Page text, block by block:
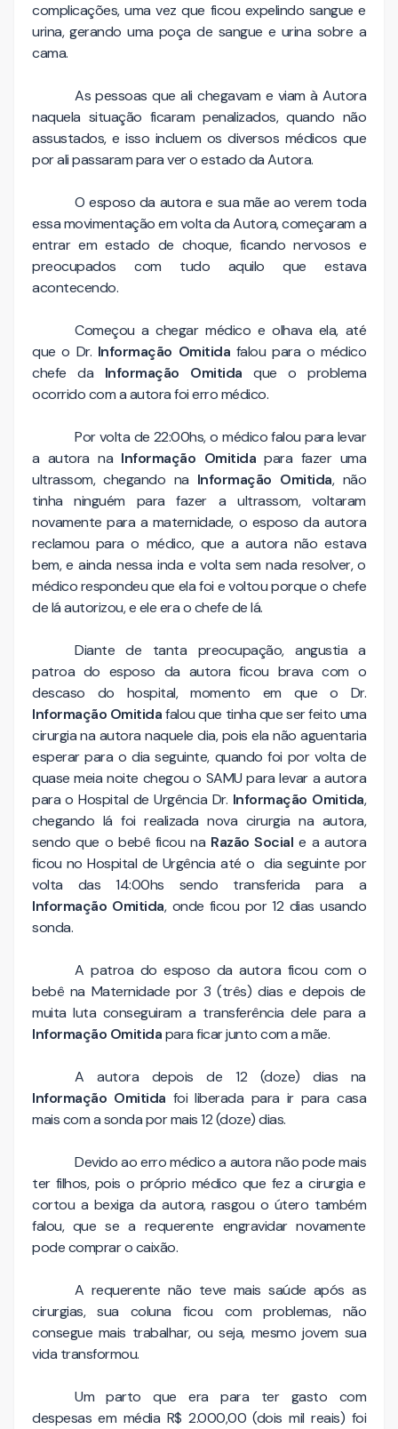
complicações, uma vez que ficou expelindo sangue e
urina, gerando uma poça de sangue e urina sobre a
cama.
As pessoas que ali chegavam e viam à Autora
naquela situação ficaram penalizados, quando não
assustados, e isso incluem os diversos médicos que
por ali passaram para ver o estado da Autora.
O esposo da autora e sua mãe ao verem toda
essa movimentação em volta da Autora, começaram a
entrar em estado de choque, ficando nervosos e
preocupados com tudo aquilo que estava
acontecendo.
Começou a chegar médico e olhava ela, até
que o Dr. Informação Omitida falou para o médico
chefe da Informação Omitida que o problema
ocorrido com a autora foi erro médico.
Por volta de 22:00hs, o médico falou para levar
a autora na Informação Omitida para fazer uma
ultrassom, chegando na Informação Omitida, não
tinha ninguém para fazer a ultrassom, voltaram
novamente para a maternidade, o esposo da autora
reclamou para o médico, que a autora não estava
bem, e ainda nessa inda e volta sem nada resolver, o
médico respondeu que ela foi e voltou porque o chefe
de lá autorizou, e ele era o chefe de lá.
Diante de tanta preocupação, angustia a
patroa do esposo da autora ficou brava com o
descaso do hospital, momento em que o Dr.
Informação Omitidafalou que tinha que ser feito uma
cirurgia na autora naquele dia, pois ela não aguentaria
esperar para o dia seguinte, quando foi por volta de
quase meia noite chegou o SAMU para levar a autora
para o Hospital de Urgência Dr. Informação Omitida,
chegando lá foi realizada nova cirurgia na autora,
sendo que o bebê ficou na Razão Social e a autora
ficou no Hospital de Urgência até o dia seguinte por
volta das 14:00hs sendo transferida para a
Informação Omitida, onde ficou por 12 dias usando
sonda.
A patroa do esposo da autora ficou com o
bebê na Maternidade por 3 (três) dias e depois de
muita luta conseguiram a transferência dele para a
Informação Omitidapara ficar junto com a mãe.
A autora depois de 12 (doze) dias na
Informação Omitida foi liberada para ir para casa
mais com a sonda por mais 12 (doze) dias.
Devido ao erro médico a autora não pode mais
ter filhos, pois o próprio médico que fez a cirurgia e
cortou a bexiga da autora, rasgou o útero também
falou, que se a requerente engravidar novamente
pode comprar o caixão.
A requerente não teve mais saúde após as
cirurgias, sua coluna ficou com problemas, não
consegue mais trabalhar, ou seja, mesmo jovem sua
vida transformou.
Um parto que era para ter gasto com
despesas em média R$ 2.000,00 (dois mil reais) foi